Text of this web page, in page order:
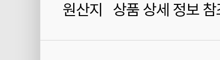
원산지 상품 상세 정보 참